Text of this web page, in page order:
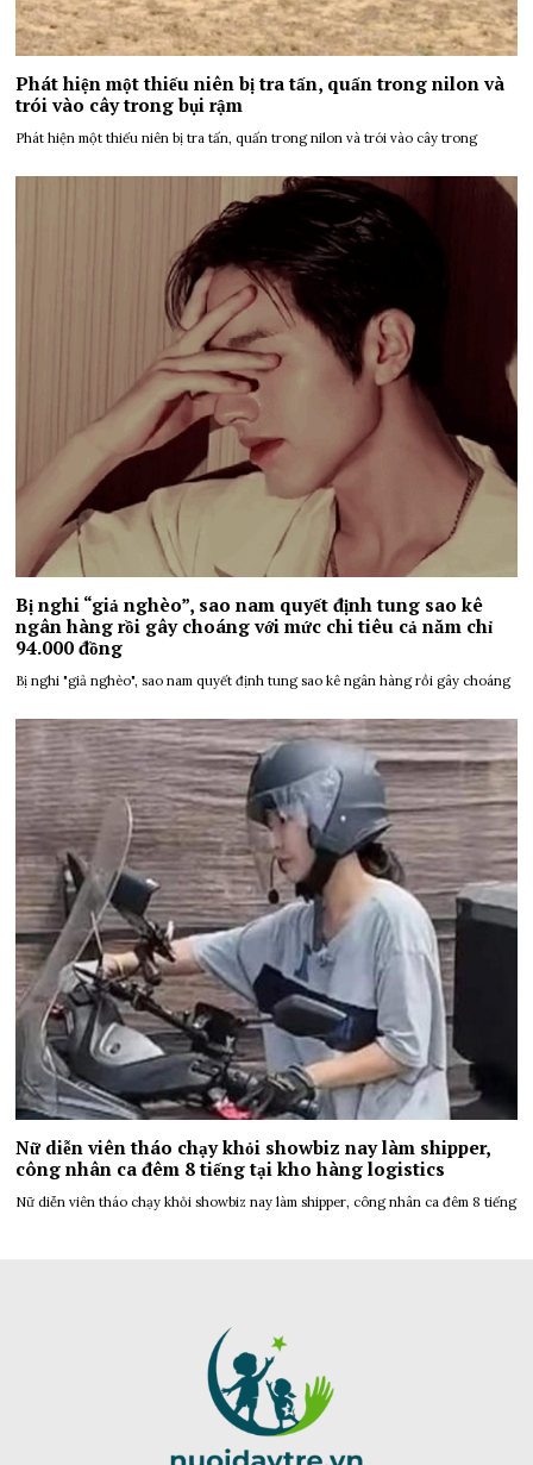
Phát hiện một thiếu niên bị tra tấn, quấn trong nilon và
trói vào cây trong bụi rậm
Phát hiện một thiếu niên bị tra tấn, quấn trong nilon và trói vào cây trong
Bị nghi “giả nghèo”, sao nam quyết định tung sao kê
ngân hàng rồi gây choáng với mức chi tiêu cả năm chỉ
94.000 đồng
Bị nghi "giả nghèo", sao nam quyết định tung sao kê ngân hàng rồi gây choáng
Nữ diễn viên tháo chạy khỏi showbiz nay làm shipper,
công nhân ca đêm 8 tiếng tại kho hàng logistics
Nữ diễn viên tháo chạy khỏi showbiz nay làm shipper, công nhân ca đêm 8 tiếng